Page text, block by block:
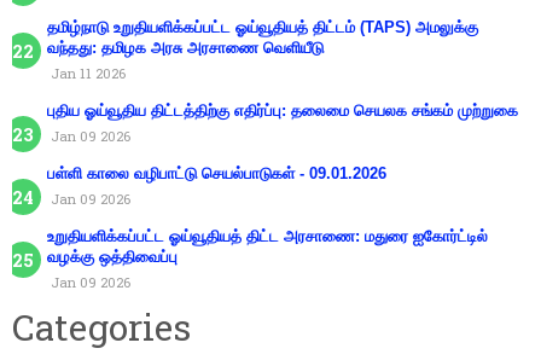
தமிழ்நாடு உறுதியளிக்கப்பட்ட ஓய்வூதியத் திட்டம் (TAPS) அமலுக்கு
வந்தது: தமிழக அரசு அரசாணை வெளியீடு
Jan 11 2026
புதிய ஓய்வூதிய திட்டத்திற்கு எதிர்ப்பு: தலைமை செயலக சங்கம் முற்றுகை
Jan 09 2026
பள்ளி காலை வழிபாட்டு செயல்பாடுகள் - 09.01.2026
Jan 09 2026
உறுதியளிக்கப்பட்ட ஓய்வூதியத் திட்ட அரசாணை: மதுரை ஐகோர்ட்டில்
வழக்கு ஒத்திவைப்பு
Jan 09 2026
Categories